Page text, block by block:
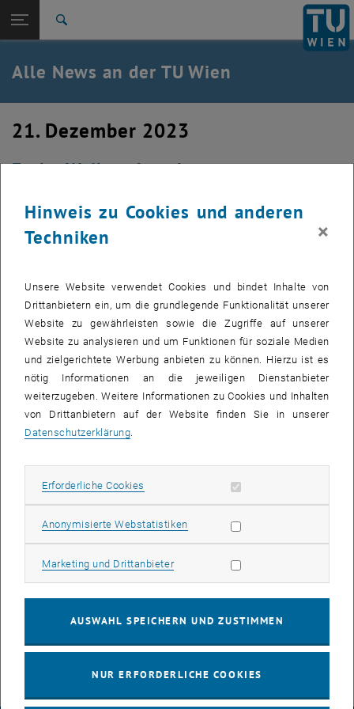
TU Login
Quicklinks
Quicklinks-Menü umschalten
Studium
Karriere
Zurück: Subseiten von TU Wien Startseite auflisten
Zurück zur letzten Ebene:
TU Wien Startseite
Übersicht
Alle News an der TU Wien
21. Dezember 2023
Frohe Weihnachten!
wünscht das Institut für Hoch-und Industriebau der TU Wien
Das Institut für Hoch-und Industriebau der TU Wien wünscht frohe
Bei der diesjährigen Weihnachtsfeier wurde auf ein erfolgreiches
Lehrkonzepte.
Hinweis zu Cookies und anderen
Techniken
×
Unsere Website verwendet Cookies und bindet Inhalte von
Drittanbietern ein, um die grundlegende Funktionalität unserer
Website zu gewährleisten sowie die Zugriffe auf unserer
Website zu analysieren und um Funktionen für soziale Medien
und zielgerichtete Werbung anbieten zu können. Hierzu ist es
nötig Informationen an die jeweiligen Dienstanbieter
weiterzugeben. Weitere Informationen zu Cookies und Inhalten
von Drittanbietern auf der Website finden Sie in unserer
Datenschutzerklärung.
Erforderliche Cookies Erforderliche Cookies zulassen
Anonymisierte WebstatistikenStatistik Cookies zulassen
Marketing und DrittanbieterMarketing Cookies zulassen
AUSWAHL SPEICHERN UND ZUSTIMMEN
NUR ERFORDERLICHE COOKIES